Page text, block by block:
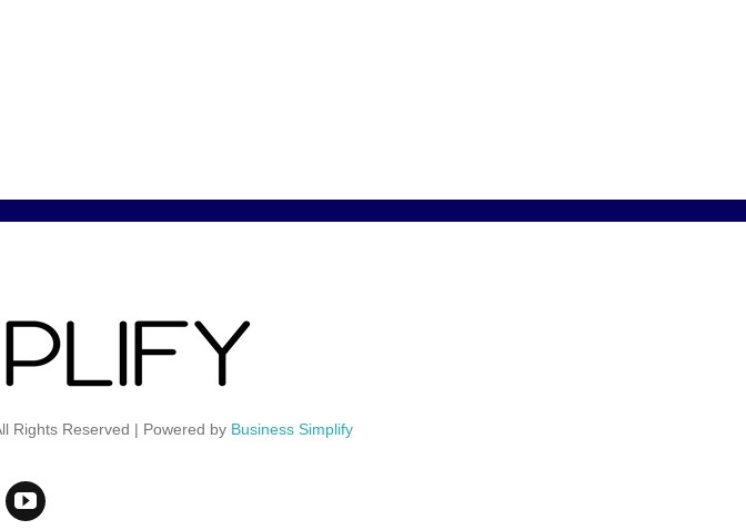
Rights Reserved | Powered by Business Simplify